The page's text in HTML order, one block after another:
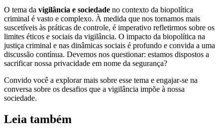
O tema da vigilância e sociedade no contexto da biopolítica
criminal é vasto e complexo. À medida que nos tornamos mais
suscetíveis às práticas de controle, é imperativo refletirmos sobre os
limites éticos e sociais da vigilância. O impacto da biopolítica na
justiça criminal e nas dinâmicas sociais é profundo e convida a uma
discussão contínua. Devemos nos questionar: estamos dispostos a
sacrificar nossa privacidade em nome da segurança?
Convido você a explorar mais sobre esse tema e engajar-se na
conversa sobre os desafios que a vigilância impõe à nossa
sociedade.
Leia também